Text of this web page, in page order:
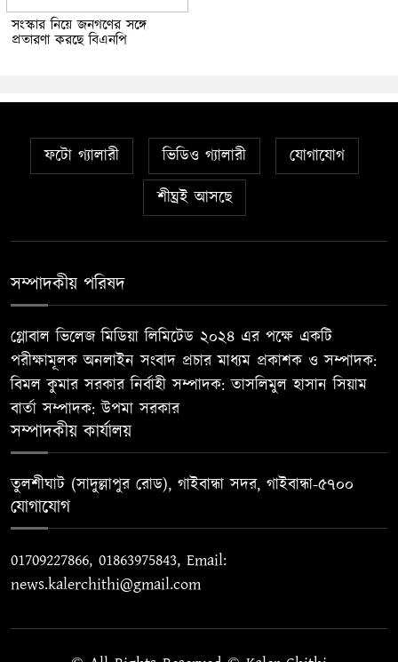
সংস্কার নিয়ে জনগণের সঙ্গে
প্রতারণা করছে বিএনপি
ফটো গ্যালারী ভিডিও গ্যালারী
যোগাযোগ
শীঘ্রই আসছে
সম্পাদকীয় পরিষদ
গ্লোবাল ভিলেজ মিডিয়া লিমিটেড ২০২৪ এর পক্ষে একটি
পরীক্ষামূলক অনলাইন সংবাদ প্রচার মাধ্যম প্রকাশক ও সম্পাদক:
বিমল কুমার সরকার নির্বাহী সম্পাদক: তাসলিমুল হাসান সিয়াম
বার্তা সম্পাদক: উপমা সরকার
সম্পাদকীয় কার্যালয়
তুলশীঘাট (সাদুল্লাপুর রোড), গাইবান্ধা সদর, গাইবান্ধা-৫৭০০
যোগাযোগ
01709227866, 01863975843, Email:
news.kalerchithi@gmail.com